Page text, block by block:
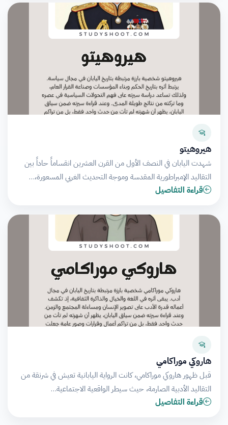
هيروهيتو
شهدت اليابان في النصف الأول من القرن العشرين انقساماً حاداً بين
التقاليد الإمبراطورية المقدسة وموجة التحديث الغربي المسعورة،…
قراءة التفاصيل
هاروكي موراكامي
قبل ظهور هاروكي موراكامي، كانت الرواية اليابانية تعيش في شرنقة من
التقاليد الأدبية الصارمة، حيث سيطر الواقعية الاجتماعية…
قراءة التفاصيل